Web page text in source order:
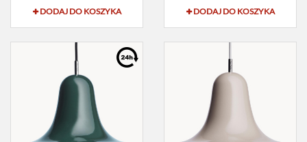
DODAJ DO KOSZYKA
DODAJ DO KOSZYKA